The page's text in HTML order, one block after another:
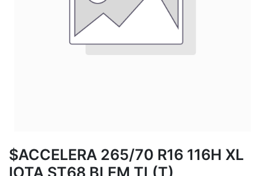
$ACCELERA 265/70 R16 116H XL
IOTA ST68 BLEM TL(T)